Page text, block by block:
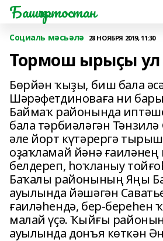
Башҡортостан
Социаль мәсьәлә 28 НОЯБРЯ 2019, 11:30
Тормош ырыҫы ул
Бөрйән ҡыҙы, биш бала
Шәрәфетдиноваға ни
Баймаҡ районында
бала тәрбиәләгән
әле йорт күтәрергә
оҙаҡламай йәнә ғаиләнең
белдереп, һоҡланыу
Баҡалы районының Яңы
ауылында йәшәгән
ғаиләһендә, бер-
малай үҫә. Ҡыйғы
ауылында донъя көткән